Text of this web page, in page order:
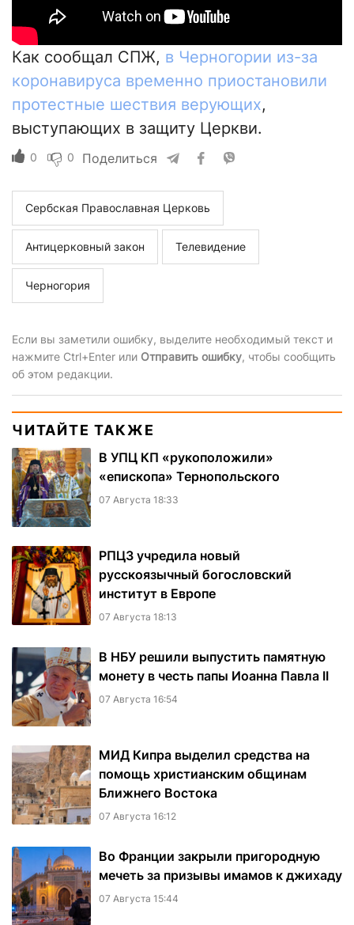
Как сообщал СПЖ, в Черногории из-за
коронавируса временно приостановили
протестные шествия верующих,
выступающих в защиту Церкви.
0 0 Поделиться
Сербская Православная Церковь
Антицерковный закон Телевидение
Черногория
Если вы заметили ошибку, выделите необходимый текст и
нажмите Ctrl+Enter или Отправить ошибку, чтобы сообщить
об этом редакции.
ЧИТАЙТЕ ТАКЖЕ
В УПЦ КП «рукоположили»
«епископа» Тернопольского
07 Августа 18:33
РПЦЗ учредила новый
русскоязычный богословский
институт в Европе
07 Августа 18:13
В НБУ решили выпустить памятную
монету в честь папы Иоанна Павла II
07 Августа 16:54
МИД Кипра выделил средства на
помощь христианским общинам
Ближнего Востока
07 Августа 16:12
Во Франции закрыли пригородную
мечеть за призывы имамов к джихаду
07 Августа 15:44